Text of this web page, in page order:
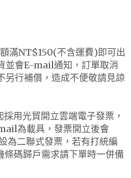
滿NT$150(不含運費)即可出
並會E-mail通知，訂單取消
另行補償，造成不便敬請見諒
用光貿開立雲端電子發票，
為載具，發票開立後會
為二聯式發票，若有打統編
碼歸戶需求請下單時一併備